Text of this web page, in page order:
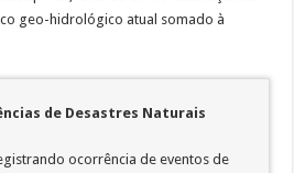
geo-hidrológico atual somado à
de Desastres Naturais
ocorrência de eventos de